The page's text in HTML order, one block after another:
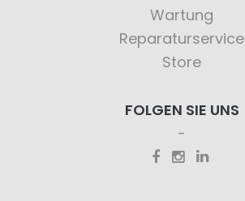
Wartung
Reparaturservice
Store
FOLGEN SIE UNS